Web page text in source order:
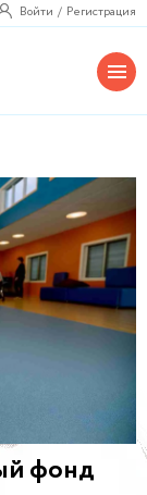
Войти Регистрация
фонд